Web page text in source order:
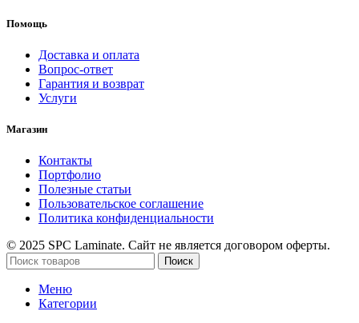
Помощь
Доставка и оплата
Вопрос-ответ
Гарантия и возврат
Услуги
Магазин
Контакты
Портфолио
Полезные статьи
Пользовательское соглашение
Политика конфиденциальности
© 2025 SPC Laminate. Сайт не является договором оферты.
Поиск
Меню
Категории